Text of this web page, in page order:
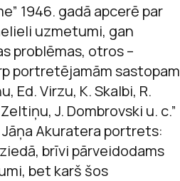
1946. gadā apcerē par
uzmetumi, gan
problēmas, otros –
portretējamām sastopam
Ed. Virzu, K. Skalbi, R.
J. Dombrovski u. c.”
Jāņa Akuratera portrets:
brīvi pārveidodams
bet karš šos